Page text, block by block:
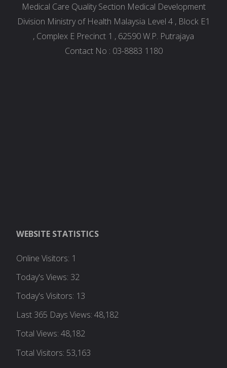
Medical Care Quality Section Medical Development
Division Ministry of Health Malaysia Level 4 , Block E1
, Complex E Precinct 1 , 62590 W.P. Putrajaya
Contact No : 03-8883 1180
WEBSITE STATISTICS
Online Visitors: 1
Today's Views: 32
Today's Visitors: 13
Last 365 Days Views:48,182
Total Views:48,182
Total Visitors: 53,163